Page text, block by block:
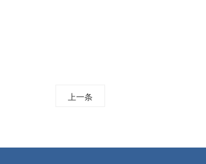
上一条